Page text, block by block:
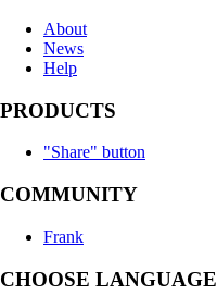
About
News
Help
PRODUCTS
"Share" button
COMMUNITY
Frank
CHOOSE LANGUAGE